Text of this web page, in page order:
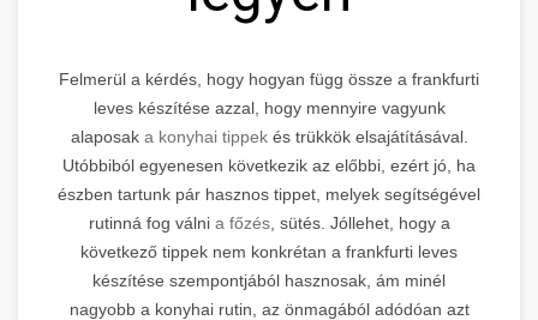
Felmerül a kérdés, hogy hogyan függ össze a frankfurti
leves készítése azzal, hogy mennyire vagyunk
alaposak a konyhai tippekés trükkök elsajátításával.
Utóbbiból egyenesen következik az előbbi, ezért jó, ha
észben tartunk pár hasznos tippet, melyek segítségével
rutinná fog válni a főzés, sütés. Jóllehet, hogy a
következő tippek nem konkrétan a frankfurti leves
készítése szempontjából hasznosak, ám minél
nagyobb a konyhai rutin, az önmagából adódóan azt